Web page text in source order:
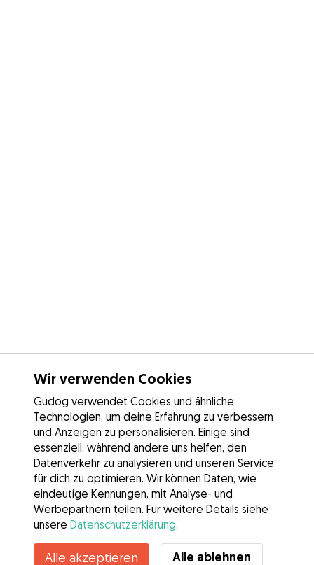
Wir verwenden Cookies
Gudog verwendet Cookies und ähnliche
Technologien, um deine Erfahrung zu verbessern
und Anzeigen zu personalisieren. Einige sind
essenziell, während andere uns helfen, den
Datenverkehr zu analysieren und unseren Service
für dich zu optimieren. Wir können Daten, wie
eindeutige Kennungen, mit Analyse- und
Werbepartnern teilen. Für weitere Details siehe
unsere Datenschutzerklärung.
Alle akzeptieren Alle ablehnen